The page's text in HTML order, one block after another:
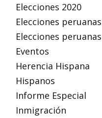
Elecciones 2020
Elecciones
Elecciones
Eventos
Herencia Hispana
Hispanos
Informe Especial
Inmigración